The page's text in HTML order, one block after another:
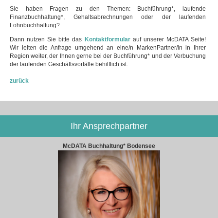
Sie haben Fragen zu den Themen: Buchführung*, laufende
Finanzbuchhaltung*, Gehaltsabrechnungen oder der laufenden
Lohnbuchhaltung?
Dann nutzen Sie bitte das Kontaktformularauf unserer McDATA Seite!
Wir leiten die Anfrage umgehend an eine/n MarkenPartner/in in Ihrer
Region weiter, der Ihnen gerne bei der Buchführung* und der Verbuchung
der laufenden Geschäftsvorfälle behilflich ist.
zurück
Ihr Ansprechpartner
McDATA Buchhaltung* Bodensee